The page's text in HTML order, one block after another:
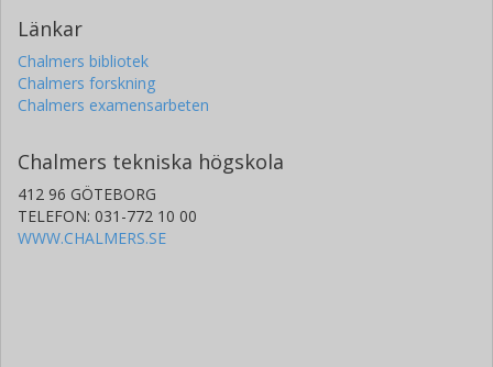
Länkar
Chalmers bibliotek
Chalmers forskning
Chalmers examensarbeten
Chalmers tekniska högskola
412 96 GÖTEBORG
TELEFON: 031-772 10 00
WWW.CHALMERS.SE